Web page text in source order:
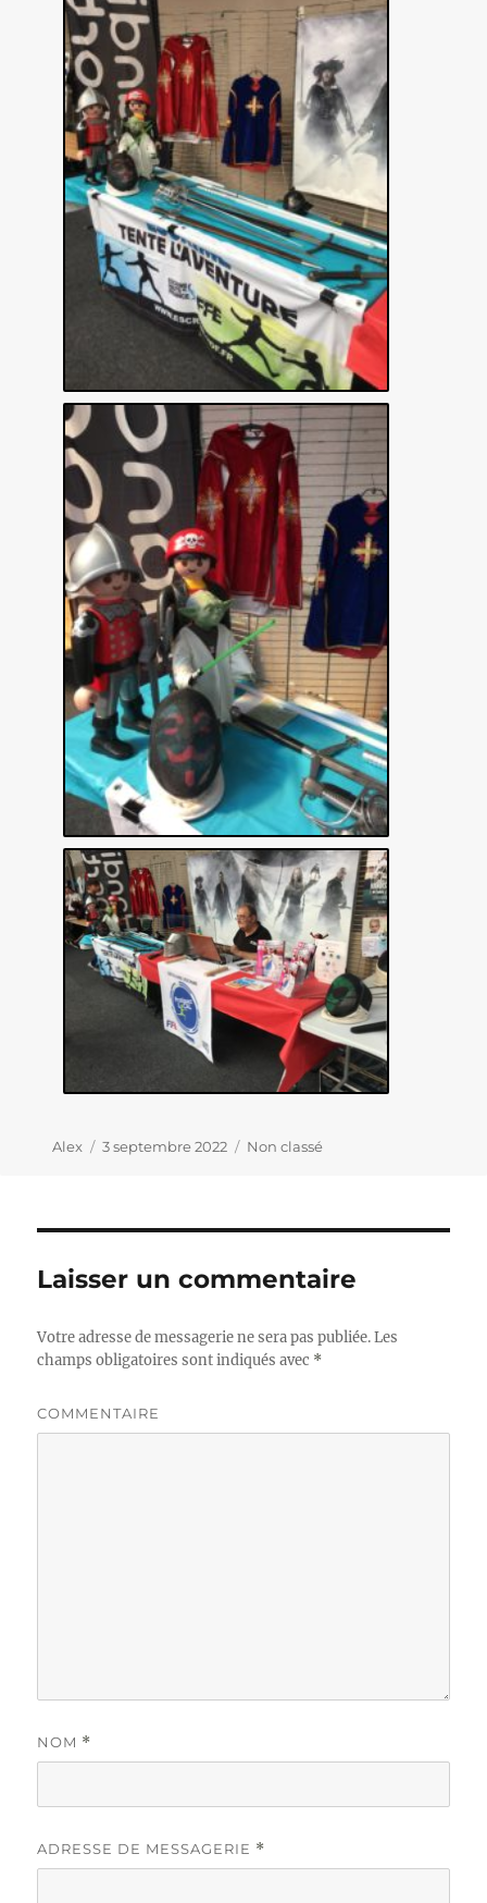
Auteur
Alex
Publié
3 septembre 2022 Catégories
Non classé
Laisser un commentaire
Votre adresse de messagerie ne sera pas publiée.Les
champs obligatoires sont indiqués avec *
COMMENTAIRE
NOM *
ADRESSE DE MESSAGERIE *